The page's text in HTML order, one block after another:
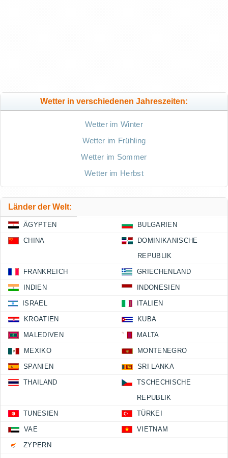
Wetter in verschiedenen Jahreszeiten:
Wetter im Winter
Wetter im Frühling
Wetter im Sommer
Wetter im Herbst
Länder der Welt:
ÄGYPTEN BULGARIEN
CHINA
DOMINIKANISCHE
REPUBLIK
FRANKREICH GRIECHENLAND
INDIEN INDONESIEN
ISRAEL ITALIEN
KROATIEN KUBA
MALEDIVEN MALTA
MEXIKO MONTENEGRO
SPANIEN SRI LANKA
THAILAND
TSCHECHISCHE
REPUBLIK
TUNESIEN TÜRKEI
VAE VIETNAM
ZYPERN